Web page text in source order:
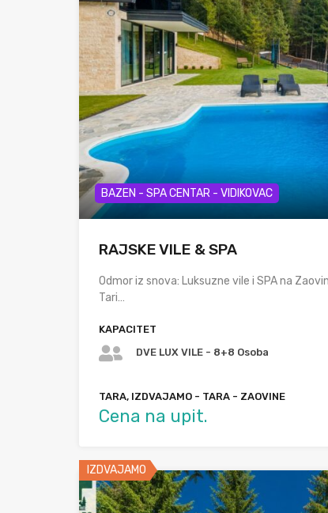
BAZEN - SPA CENTAR - VIDIKOVAC
RAJSKE VILE & SPA
Odmor iz snova: Luksuzne vile i SPA na
Tari…
KAPACITET
DVE LUX VILE - 8+8 Osoba
TARA, IZDVAJAMO - TARA - ZAOVINE
Cena na upit.
IZDVAJAMO